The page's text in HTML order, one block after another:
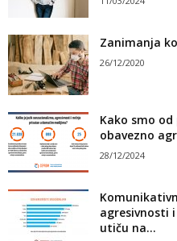
Zanimanja
26/12/2020
Kako smo
obavezno
28/12/2024
agresivnosti
utiču na...